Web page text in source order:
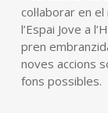
col·laborar en
l’Espai Jove a
pren
noves accions
fons possibles.